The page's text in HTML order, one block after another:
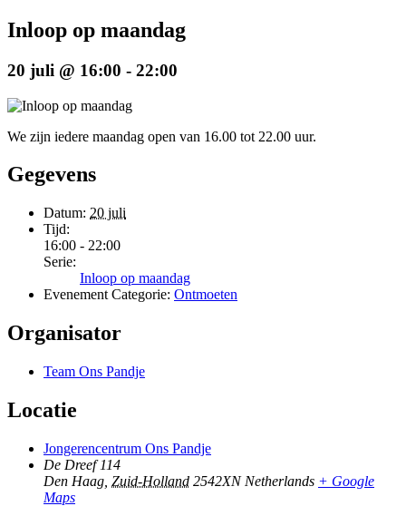
Inloop op maandag
20 juli @ 16:00 - 22:00
We zijn iedere maandag open van 16.00 tot 22.00 uur.
Gegevens
Datum: 20 juli
Tijd:
16:00 - 22:00
Serie:
Inloop op maandag
Evenement Categorie: Ontmoeten
Organisator
Team Ons Pandje
Locatie
Jongerencentrum Ons Pandje
De Dreef 114
Den Haag Zuid-Holland 2542XN Netherlands + Google
Maps